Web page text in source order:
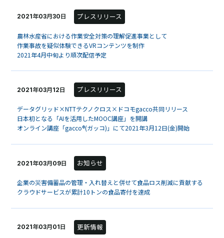
2021年03月30日 プレスリリース
農林水産省における作業安全対策の理解促進事業として
作業事故を疑似体験できるVRコンテンツを制作
2021年4月中旬より順次配信予定
2021年03月12日 プレスリリース
データグリッド×NTTテクノクロス×ドコモgacco共同リリース
日本初となる「AIを活用したMOOC講座」を開講
オンライン講座「gacco®(ガッコ)」にて2021年3月12日(金)開始
2021年03月09日 お知らせ
企業の災害備蓄品の管理・入れ替えと併せて食品ロス削減に貢献する
クラウドサービスが累計10トンの食品寄付を達成
2021年03月01日 更新情報